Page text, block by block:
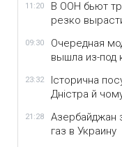
11:20
В ООН бьют
резко
09:30
Очередная
вышла из-под
23:32
Історична
Дністра й
21:28
Азербайджан
газ в Украину